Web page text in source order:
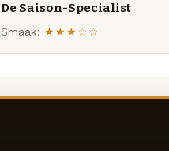
De Saison-Specialist
Smaak: ★★★☆☆